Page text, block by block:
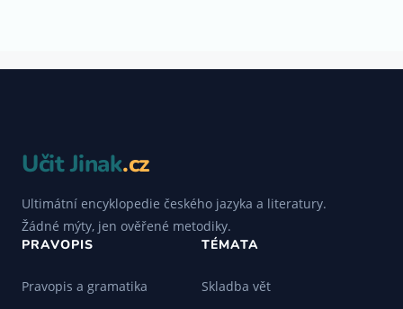
Učit Jinak.cz
Ultimátní encyklopedie českého jazyka a literatury.
Žádné mýty, jen ověřené metodiky.
PRAVOPIS
Pravopis a gramatika
TÉMATA
Skladba vět